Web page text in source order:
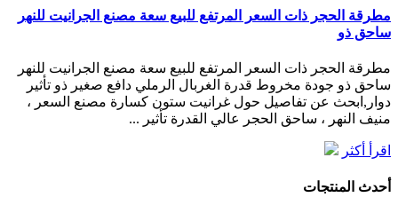
مطرقة الحجر ذات السعر المرتفع للبيع سعة مصنع الجرانيت للنهر
ساحق ذو
مطرقة الحجر ذات السعر المرتفع للبيع سعة مصنع الجرانيت للنهر
ساحق ذو جودة مخروط قدرة الغربال الرملي دافع صغير ذو تأثير
دوار,ابحث عن تفاصيل حول غرانيت ستون كسارة مصنع السعر ،
منيف النهر ، ساحق الحجر عالي القدرة تأثير ...
اقرأ أكثر
أحدث المنتجات